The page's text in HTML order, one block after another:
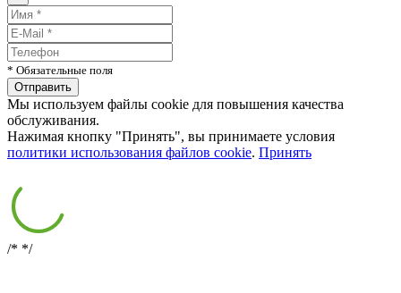
* Обязательные поля
Мы используем файлы cookie для повышения качества
обслуживания.
Нажимая кнопку "Принять", вы принимаете условия
политики использования файлов cookie. Принять
/* */